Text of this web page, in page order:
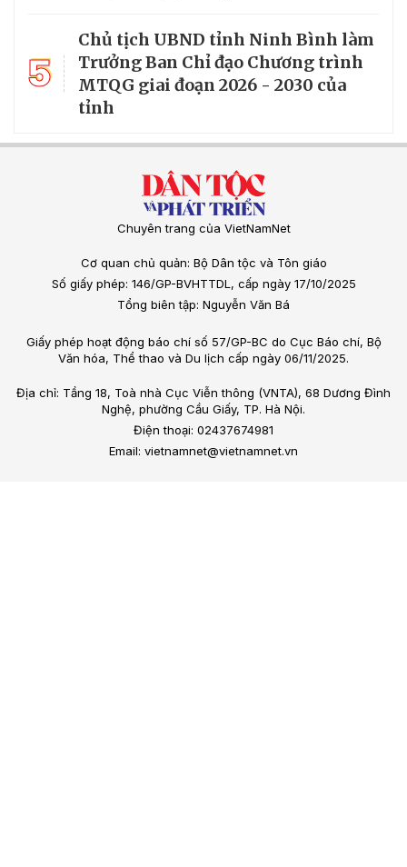
5
Chủ tịch UBND tỉnh Ninh Bình làm
Trưởng Ban Chỉ đạo Chương trình
MTQG giai đoạn 2026 - 2030 của
tỉnh
Chuyên trang của VietNamNet
Cơ quan chủ quản: Bộ Dân tộc và Tôn giáo
Số giấy phép: 146/GP-BVHTTDL, cấp ngày 17/10/2025
Tổng biên tập: Nguyễn Văn Bá
Giấy phép hoạt động báo chí số 57/GP-BC do Cục Báo chí, Bộ
Văn hóa, Thể thao và Du lịch cấp ngày 06/11/2025.
Địa chỉ: Tầng 18, Toà nhà Cục Viễn thông (VNTA), 68 Dương Đình
Nghệ, phường Cầu Giấy, TP. Hà Nội.
Điện thoại: 02437674981
Email: vietnamnet@vietnamnet.vn